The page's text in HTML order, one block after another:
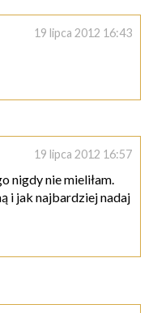
19 lipca 2012 16:43
19 lipca 2012 16:57
nigdy nie mieliłam.
i jak najbardziej nadaj